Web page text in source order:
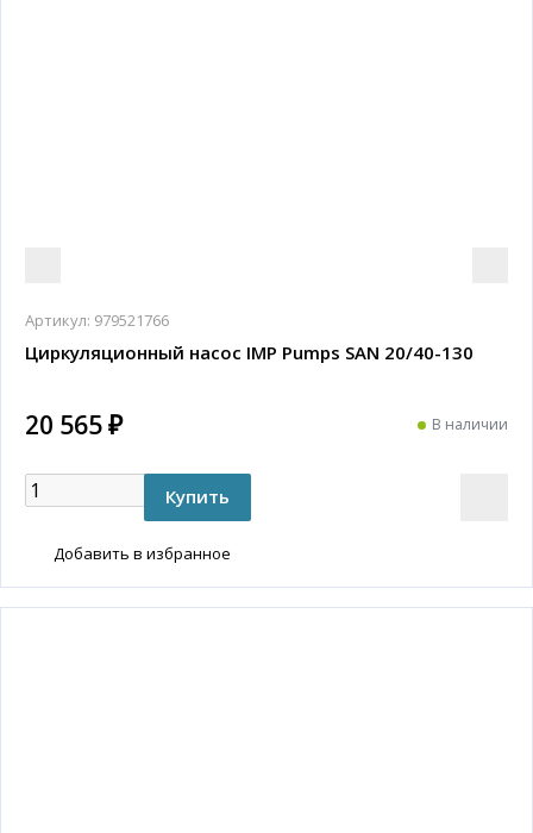
Артикул: 979521766
Циркуляционный насос IMP Pumps SAN 20/40-130
20 565 ₽ В наличии
Добавить в избранное